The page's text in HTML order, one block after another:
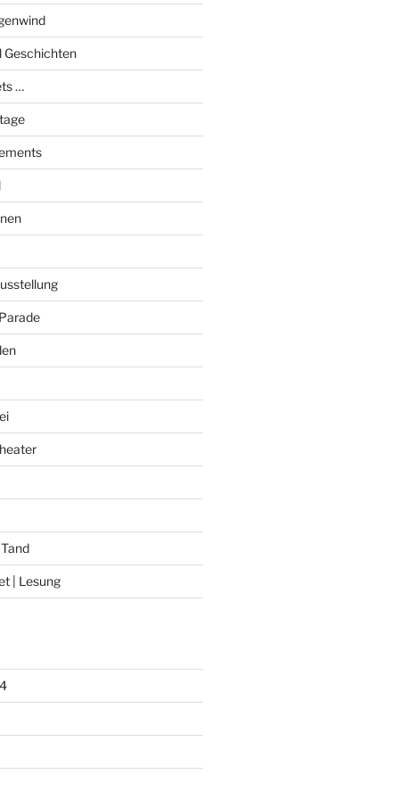
Geschichten
…
| Lesung